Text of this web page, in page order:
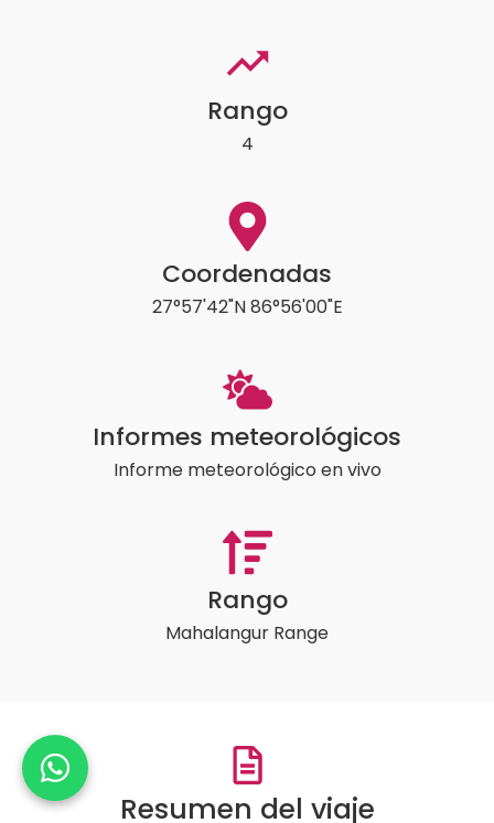
Rango
4
Coordenadas
27°57'42"N 86°56'00"E
Informes meteorológicos
Informe meteorológico en vivo
Rango
Mahalangur Range
Resumen del viaje